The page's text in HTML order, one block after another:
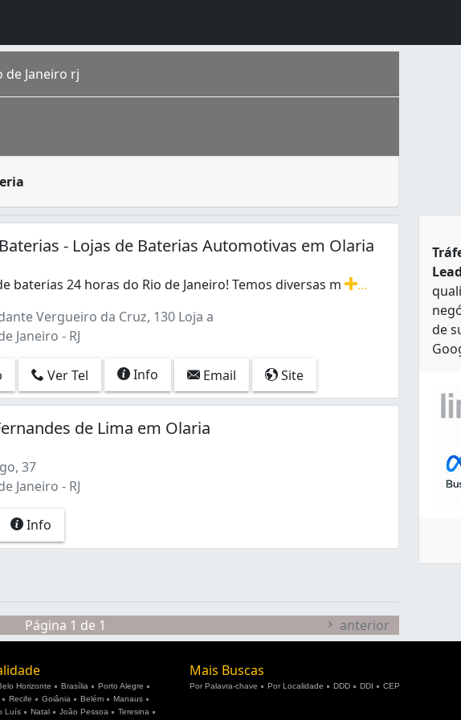
de Janeiro rj
homônimo fica na região Sudeste do país. É a cidade de mais
à chamada Zona da Leopoldina, na Zona Norte, fazendo limite com
- Lojas de Baterias Automotivas em Olaria
baterias 24 horas do Rio de Janeiro! Temos diversas m
baterias 24 horas do Rio de Janeiro! Temos diversas marcas e
Vergueiro da Cruz, 130 Loja a
Janeiro - RJ
Ver Tel Info Email Site
de Lima em Olaria
37
Janeiro - RJ
Info
de
Página 1 de 1 anterior
Horizonte Brasília
Porto Alegre
Recife Goiânia Belém
Manaus
Luís Natal João Pessoa
Teresina
Mais Buscas
Por Palavra-chave Por Localidade DDD DDI CEP